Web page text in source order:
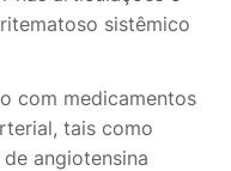
sistêmico
com medicamentos
tais como
angiotensina